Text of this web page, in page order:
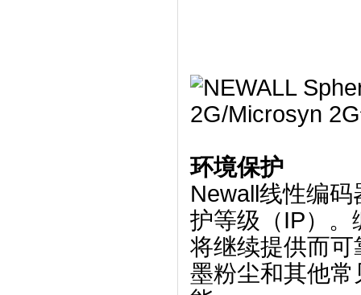
环境保护
Newall线性编
护等级（IP）。
将继续提供而可
墨粉尘和其他